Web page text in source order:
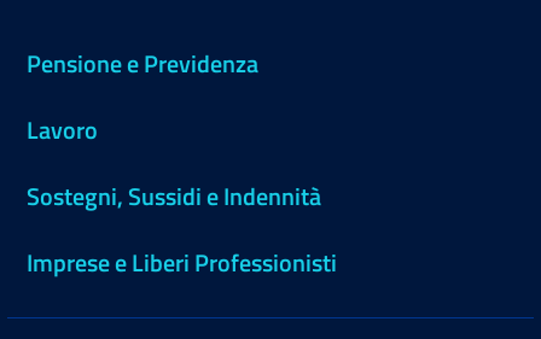
Pensione e Previdenza
Lavoro
Sostegni, Sussidi e Indennità
Imprese e Liberi Professionisti